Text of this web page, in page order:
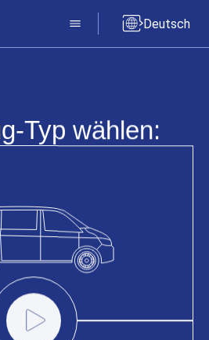
Deutsch
Typ wählen:
Vanline